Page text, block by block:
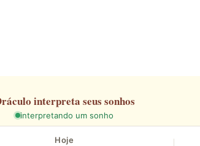
interpreta seus sonhos
interpretando um sonho
Hoje